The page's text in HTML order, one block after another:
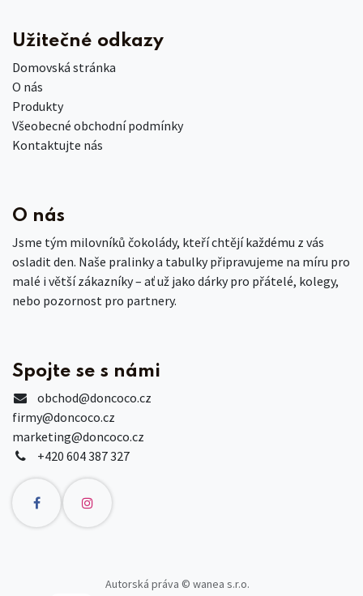
Užitečné odkazy
Domovská stránka
O nás
Produkty
Všeobecné obchodní podmínky
Kontaktujte nás
O nás
Jsme tým milovníků čokolády, kteří chtějí každému z vás
osladit den. Naše pralinky a tabulky připravujeme na míru pro
malé i větší zákazníky – ať už jako dárky pro přátelé, kolegy,
nebo pozornost pro partnery.
Spojte se s námi
obchod@doncoco.cz
firmy@doncoco.cz
marketing@doncoco.cz
+420 604 387 327
Autorská práva © wanea s.r.o.